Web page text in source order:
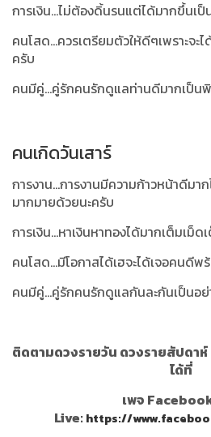
การเงิน...ไม่ต้องดิ้นรนแต่ได้มากขึ้นเ
คนโสด...ควรเตรียมตัวให้ดีๆเพราะจะ
ครับ
คนมีคู่...คู่รักคนรักดูแลท่านดีมากเป็น
คนเกิดวันเสาร์
การงาน...การงานมีความก้าวหน้าดีมา
มากมายด้วยนะครับ
การเงิน...หาเงินหาทองได้มากเต็มเม็
คนโสด...มีโอกาสได้เฮจะได้เจอคนดี
คนมีคู่...คู่รักคนรักดูแลกันละกันเป็นอย่
ติดตามดวงรายวัน ดวงรายสัปดา
ได้ที่
เพจ
Live:https://